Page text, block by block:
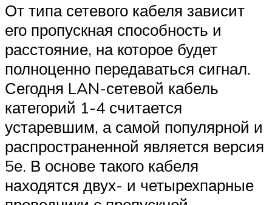
От типа сетевого кабеля зависит
его пропускная способность и
расстояние, на которое будет
полноценно передаваться сигнал.
Сегодня LAN-сетевой кабель
категорий 1-4 считается
устаревшим, а самой популярной и
распространенной является версия
5е. В основе такого кабеля
находятся двух- и четырехпарные